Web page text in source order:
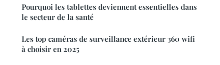
Pourquoi les tablettes deviennent essentielles dans
le secteur de la santé
Les top caméras de surveillance extérieur 360 wifi
à choisir en 2025